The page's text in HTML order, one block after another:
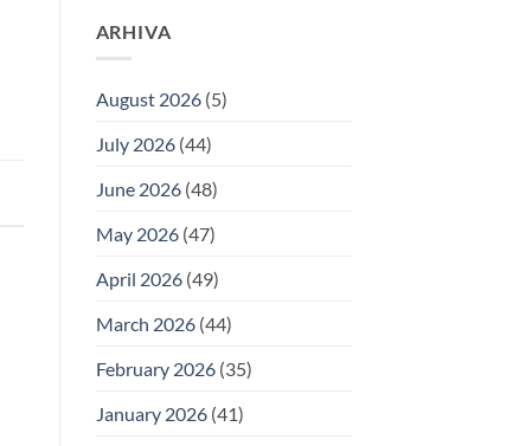
ARHIVA
August 2026(5)
July 2026(44)
June 2026(48)
May 2026(47)
April 2026(49)
March 2026(44)
February 2026(35)
January 2026(41)